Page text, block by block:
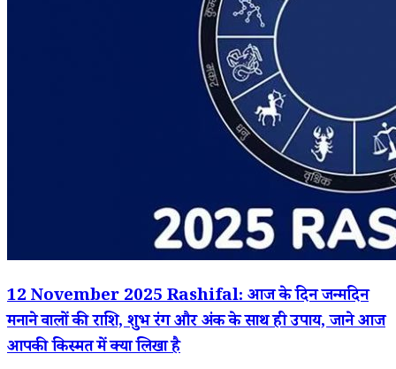
12 November 2025 Rashifal: आज के दिन जन्मदिन
मनाने वालों की राशि, शुभ रंग और अंक के साथ ही उपाय, जाने आज
आपकी किस्मत में क्या लिखा है